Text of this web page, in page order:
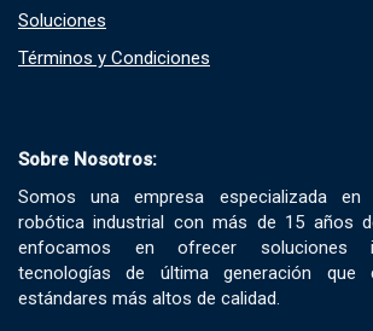
Soluciones​
Términos y Condiciones​
Sobre Nosotros:
Somos una empresa especializada en
robótica industrial con más de 15 años
enfocamos en ofrecer soluciones
tecnologías de última generación que
estándares más altos de calidad.